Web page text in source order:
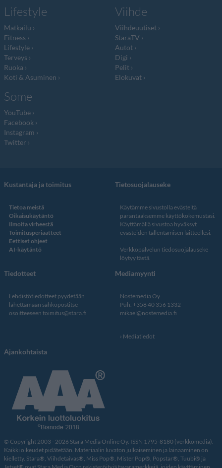
Lifestyle
Matkailu
Fitness
Lifestyle
Terveys
Ruoka
Koti & Asuminen
Viihde
Viihdeuutiset
StaraTV
Autot
Digi
Pelit
Elokuvat
Some
YouTube
Facebook
Instagram
Twitter
Kustantaja ja toimitus
Tietoa meistä
Oikaisukäytäntö
Ilmoita virheestä
Toimitusperiaatteet
Eettiset ohjeet
AI-käytäntö
Tietosuojalauseke
Käytämme sivustolla evästeitä
parantaaksemme käyttökokemustasi.
Käyttämällä sivustoa hyväksyt
evästeiden tallentamisen laitteellesi.
Verkkopalvelun tiedosuojalauseke
löytyy tästä.
Tiedotteet
Lehdistötiedotteet pyydetään
lähettämään sähköpostitse
osoitteeseen toimitus@stara.fi
Mediamyynti
Nostemedia Oy
Puh. +358 40 356 1332
mikael@nostemedia.fi
Mediatiedot
Ajankohtaista
© Copyright 2003 - 2026 Stara Media Online Oy. ISSN 1795-8180 (verkkomedia).
Kaikki oikeudet pidätetään. Materiaalin luvaton julkaiseminen ja lainaaminen on
kielletty. Stara®, Viihdetaivas®, Miss Pop®, Mister Pop®, Popstar®, Tuubi® ja